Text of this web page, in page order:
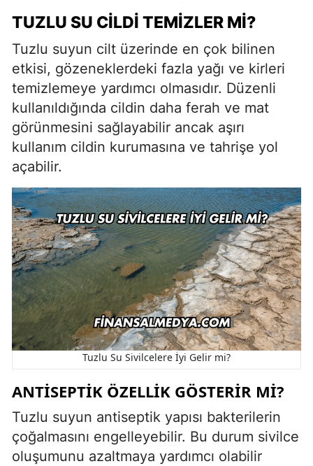
TUZLU SU CILDI TEMIZLER MI?
Tuzlu suyun cilt üzerinde en çok bilinen
etkisi, gözeneklerdeki fazla yağı ve kirleri
temizlemeye yardımcı olmasıdır. Düzenli
kullanıldığında cildin daha ferah ve mat
görünmesini sağlayabilir ancak aşırı
kullanım cildin kurumasına ve tahrişe yol
açabilir.
Tuzlu Su Sivilcelere İyi Gelir mi?
ANTISEPTIK ÖZELLIK GÖSTERIR MI?
Tuzlu suyun antiseptik yapısı bakterilerin
çoğalmasını engelleyebilir. Bu durum sivilce
oluşumunu azaltmaya yardımcı olabilir